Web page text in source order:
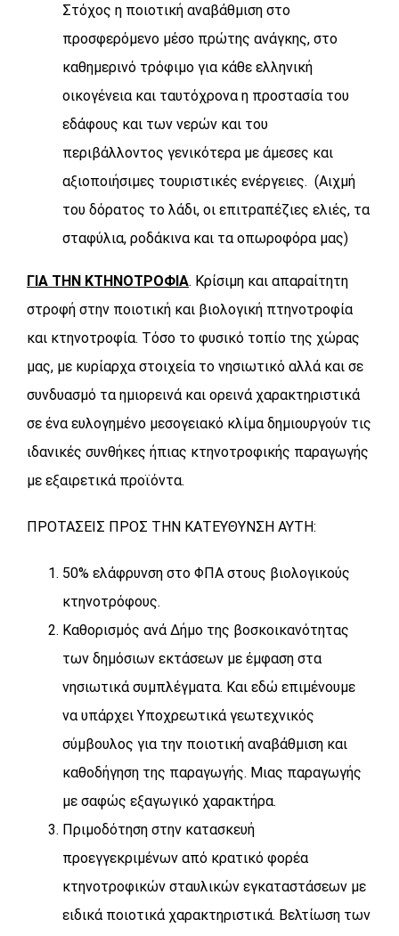
Στόχος η ποιοτική αναβάθμιση στο
προσφερόμενο μέσο πρώτης ανάγκης, στο
καθημερινό τρόφιμο για κάθε ελληνική
οικογένεια και ταυτόχρονα η προστασία του
εδάφους και των νερών και του
περιβάλλοντος γενικότερα με άμεσες και
αξιοποιήσιμες τουριστικές ενέργειες. (Αιχμή
του δόρατος το λάδι, οι επιτραπέζιες ελιές, τα
σταφύλια, ροδάκινα και τα οπωροφόρα μας)
ΓΙΑ ΤΗΝ ΚΤΗΝΟΤΡΟΦΙΑ. Κρίσιμη και απαραίτητη
στροφή στην ποιοτική και βιολογική πτηνοτροφία
και κτηνοτροφία. Τόσο το φυσικό τοπίο της χώρας
μας, με κυρίαρχα στοιχεία το νησιωτικό αλλά και σε
συνδυασμό τα ημιορεινά και ορεινά χαρακτηριστικά
σε ένα ευλογημένο μεσογειακό κλίμα δημιουργούν τις
ιδανικές συνθήκες ήπιας κτηνοτροφικής παραγωγής
με εξαιρετικά προϊόντα.
ΠΡΟΤΑΣΕΙΣ ΠΡΟΣ ΤΗΝ ΚΑΤΕΥΘΥΝΣΗ ΑΥΤΗ:
50% ελάφρυνση στο ΦΠΑ στους βιολογικούς
κτηνοτρόφους.
Καθορισμός ανά Δήμο της βοσκοικανότητας
των δημόσιων εκτάσεων με έμφαση στα
νησιωτικά συμπλέγματα. Και εδώ επιμένουμε
να υπάρχει Υποχρεωτικά γεωτεχνικός
σύμβουλος για την ποιοτική αναβάθμιση και
καθοδήγηση της παραγωγής. Μιας παραγωγής
με σαφώς εξαγωγικό χαρακτήρα.
Πριμοδότηση στην κατασκευή
προεγγεκριμένων από κρατικό φορέα
κτηνοτροφικών σταυλικών εγκαταστάσεων με
ειδικά ποιοτικά χαρακτηριστικά. Βελτίωση των